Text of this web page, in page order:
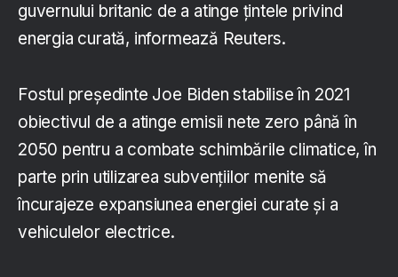
guvernului britanic de a atinge țintele privind
energia curată, informează Reuters.
Fostul președinte Joe Biden stabilise în 2021
obiectivul de a atinge emisii nete zero până în
2050 pentru a combate schimbările climatice, în
parte prin utilizarea subvențiilor menite să
încurajeze expansiunea energiei curate și a
vehiculelor electrice.